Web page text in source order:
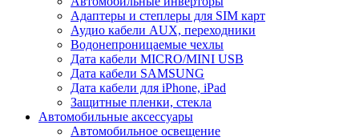
Адаптеры и степлеры для SIM карт
Аудио кабели AUX, переходники
Водонепроницаемые чехлы
Дата кабели MICRO/MINI USB
Дата кабели SAMSUNG
Дата кабели для iPhone, iPad
Защитные пленки, стекла
Автомобильные аксессуары
Автомобильное освещение